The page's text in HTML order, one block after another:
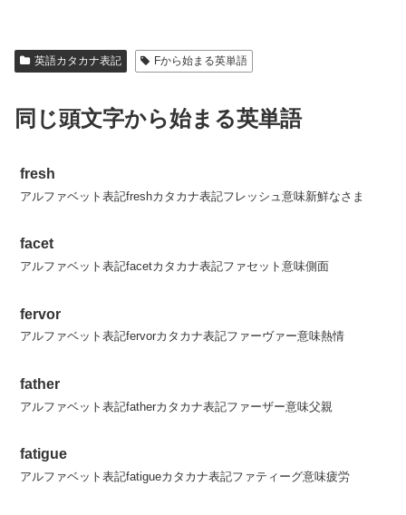
英語カタカナ表記 Fから始まる英単語
同じ頭文字から始まる英単語
fresh
アルファベット表記freshカタカナ表記フレッシュ意味新鮮なさま
facet
アルファベット表記facetカタカナ表記ファセット意味側面
fervor
アルファベット表記fervorカタカナ表記ファーヴァー意味熱情
father
アルファベット表記fatherカタカナ表記ファーザー意味父親
fatigue
アルファベット表記fatigueカタカナ表記ファティーグ意味疲労